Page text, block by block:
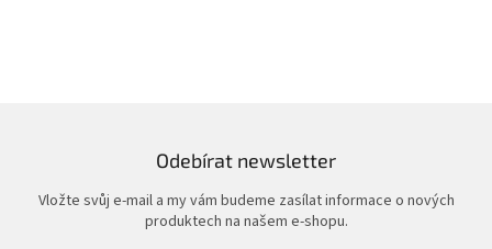
Odebírat newsletter
Vložte svůj e-mail a my vám budeme zasílat informace o nových
produktech na našem e-shopu.